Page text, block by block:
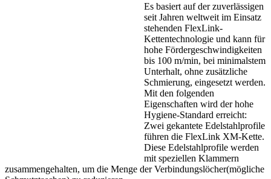
Es basiert auf der zuverlässigen
seit Jahren weltweit im Einsatz
stehenden FlexLink-
Kettentechnologie und kann für
hohe Fördergeschwindigkeiten
bis 100 m/min, bei minimalstem
Unterhalt, ohne zusätzliche
Schmierung, eingesetzt werden.
Mit den folgenden
Eigenschaften wird der hohe
Hygiene-Standard erreicht:
Zwei gekantete Edelstahlprofile
führen die FlexLink XM-Kette.
Diese Edelstahlprofile werden
mit speziellen Klammern
zusammengehalten, um die Menge der Verbindungslöcher(mögliche